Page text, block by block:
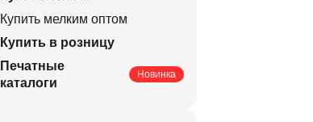
Купить мелким оптом
Купить в розницу
Печатные
каталоги
Новинка